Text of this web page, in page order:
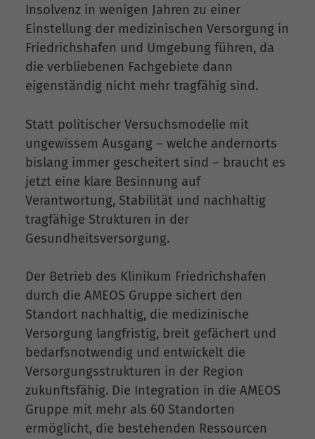
Insolvenz in wenigen Jahren zu einer
Einstellung der medizinischen Versorgung in
Friedrichshafen und Umgebung führen, da
die verbliebenen Fachgebiete dann
eigenständig nicht mehr tragfähig sind.
Statt politischer Versuchsmodelle mit
ungewissem Ausgang – welche andernorts
bislang immer gescheitert sind – braucht es
jetzt eine klare Besinnung auf
Verantwortung, Stabilität und nachhaltig
tragfähige Strukturen in der
Gesundheitsversorgung.
Der Betrieb des Klinikum Friedrichshafen
durch die AMEOS Gruppe sichert den
Standort nachhaltig, die medizinische
Versorgung langfristig, breit gefächert und
bedarfsnotwendig und entwickelt die
Versorgungsstrukturen in der Region
zukunftsfähig. Die Integration in die AMEOS
Gruppe mit mehr als 60 Standorten
ermöglicht, die bestehenden Ressourcen